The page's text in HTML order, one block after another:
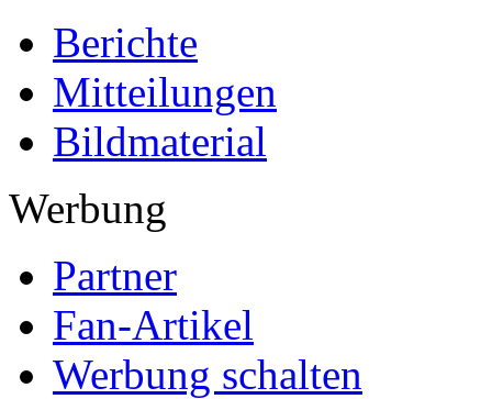
Berichte
Mitteilungen
Bildmaterial
Werbung
Partner
Fan-Artikel
Werbung schalten